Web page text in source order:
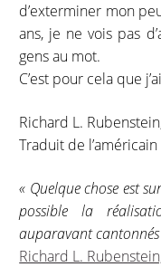
d’exterminer mon
ans, je ne vois pas
gens au mot.
C’est pour cela que
Richard L.
Traduit de
« Quelque chose est
possible la
auparavant cantonnés
Richard L.